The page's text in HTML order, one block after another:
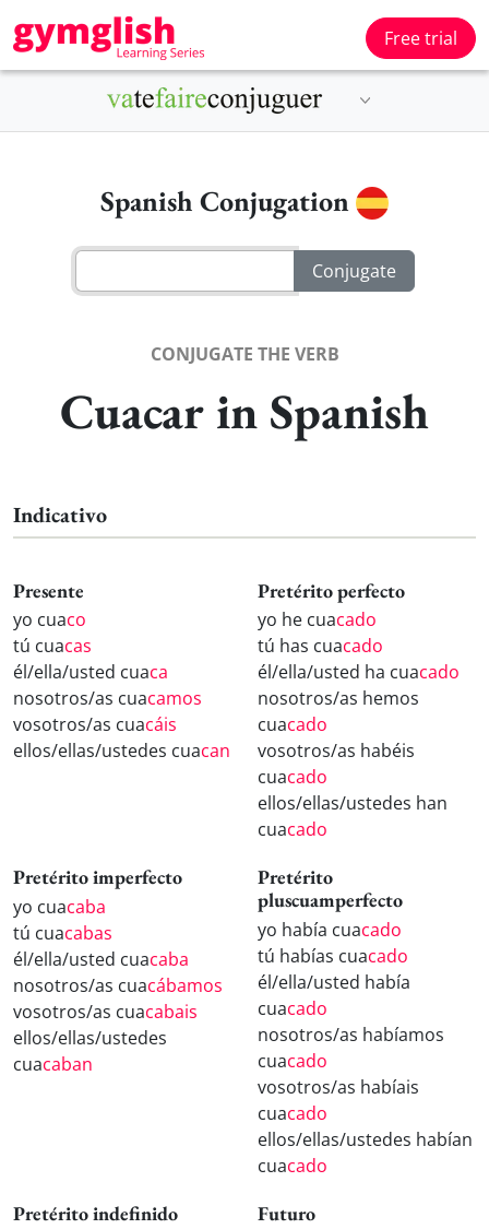
Free trial
Spanish Conjugation
CONJUGATE THE VERB
Cuacar in Spanish
Indicativo
Presente
yo cuaco
tú cuacas
él/ella/usted cuaca
nosotros/as cuacamos
vosotros/as cuacáis
ellos/ellas/ustedes cuacan
Pretérito perfecto
yo he cuacado
tú has cuacado
él/ella/usted ha cuacado
nosotros/as hemos
cuacado
vosotros/as habéis
cuacado
ellos/ellas/ustedes han
cuacado
Pretérito imperfecto
yo cuacaba
tú cuacabas
él/ella/usted cuacaba
nosotros/as cuacábamos
vosotros/as cuacabais
ellos/ellas/ustedes
cuacaban
Pretérito
pluscuamperfecto
yo había cuacado
tú habías cuacado
él/ella/usted había
cuacado
nosotros/as habíamos
cuacado
vosotros/as habíais
cuacado
ellos/ellas/ustedes habían
cuacado
Pretérito indefinido Futuro